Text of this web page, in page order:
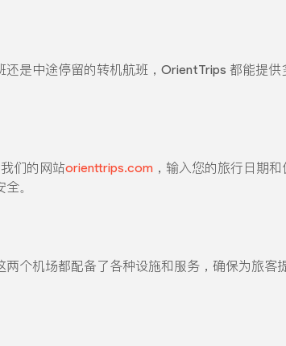
是中途停留的转机航班，OrientTrips 都能提供
们的网站orienttrips.com ，输入您的旅行日期
。
个机场都配备了各种设施和服务，确保为旅客